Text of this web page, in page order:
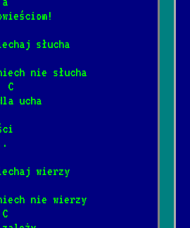
Dzieci Sida]
darcie mordy
Dzieci Sida]📺
Dzieci Sida]
Gabarain, Stanisław
słucha
nie słucha
ucha
wierzy
nie wierzy